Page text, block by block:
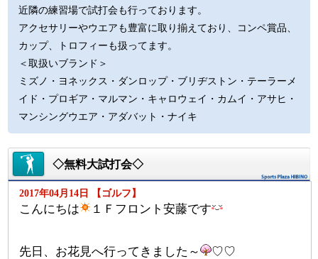
近隣の練習場で試打会も行っております。
アクセサリーやウエアも豊富に取り揃えており、コンペ賞品、
カップ、トロフィーも扱ってます。
＜取扱いブランド＞
ミズノ・ヨネックス・ダンロップ・ブリヂストン・テーラーメ
イド・プロギア・マルマン・キャロウェイ・カムイ・アサヒ・
マンシングウエア・アダバット・ナイキ
◇無料大試打会◇
2017年04月14日 【ゴルフ】
こんにちは １Ｆフロント安藤です
先日、お花見へ行ってきました～ ♡♡